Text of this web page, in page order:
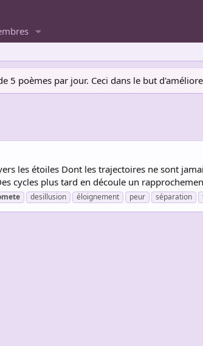
5 poèmes par jour. Ceci dans le but
les étoiles Dont les trajectoires ne sont
cycles plus tard en découle un
desillusion éloignement peur séparation